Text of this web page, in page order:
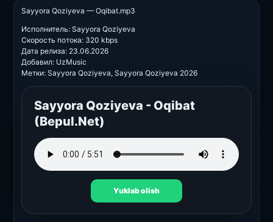
Sayyora Qoziyeva — Oqibat.mp3
Исполнитель: Sayyora Qoziyeva
Скорость потока: 320 kbps
Дата релиза: 23.06.2026
Добавил: UzMusic
Метки: Sayyora Qoziyeva, Sayyora Qoziyeva 2026
Sayyora Qoziyeva - Oqibat
(Bepul.Net)
Yuklab olish